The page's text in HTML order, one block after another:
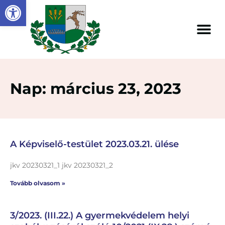
Eszköztár megnyitása
Nap: március 23, 2023
A Képviselő-testület 2023.03.21. ülése
jkv 20230321_1 jkv 20230321_2
Tovább olvasom »
3/2023. (III.22.) A gyermekvédelem helyi